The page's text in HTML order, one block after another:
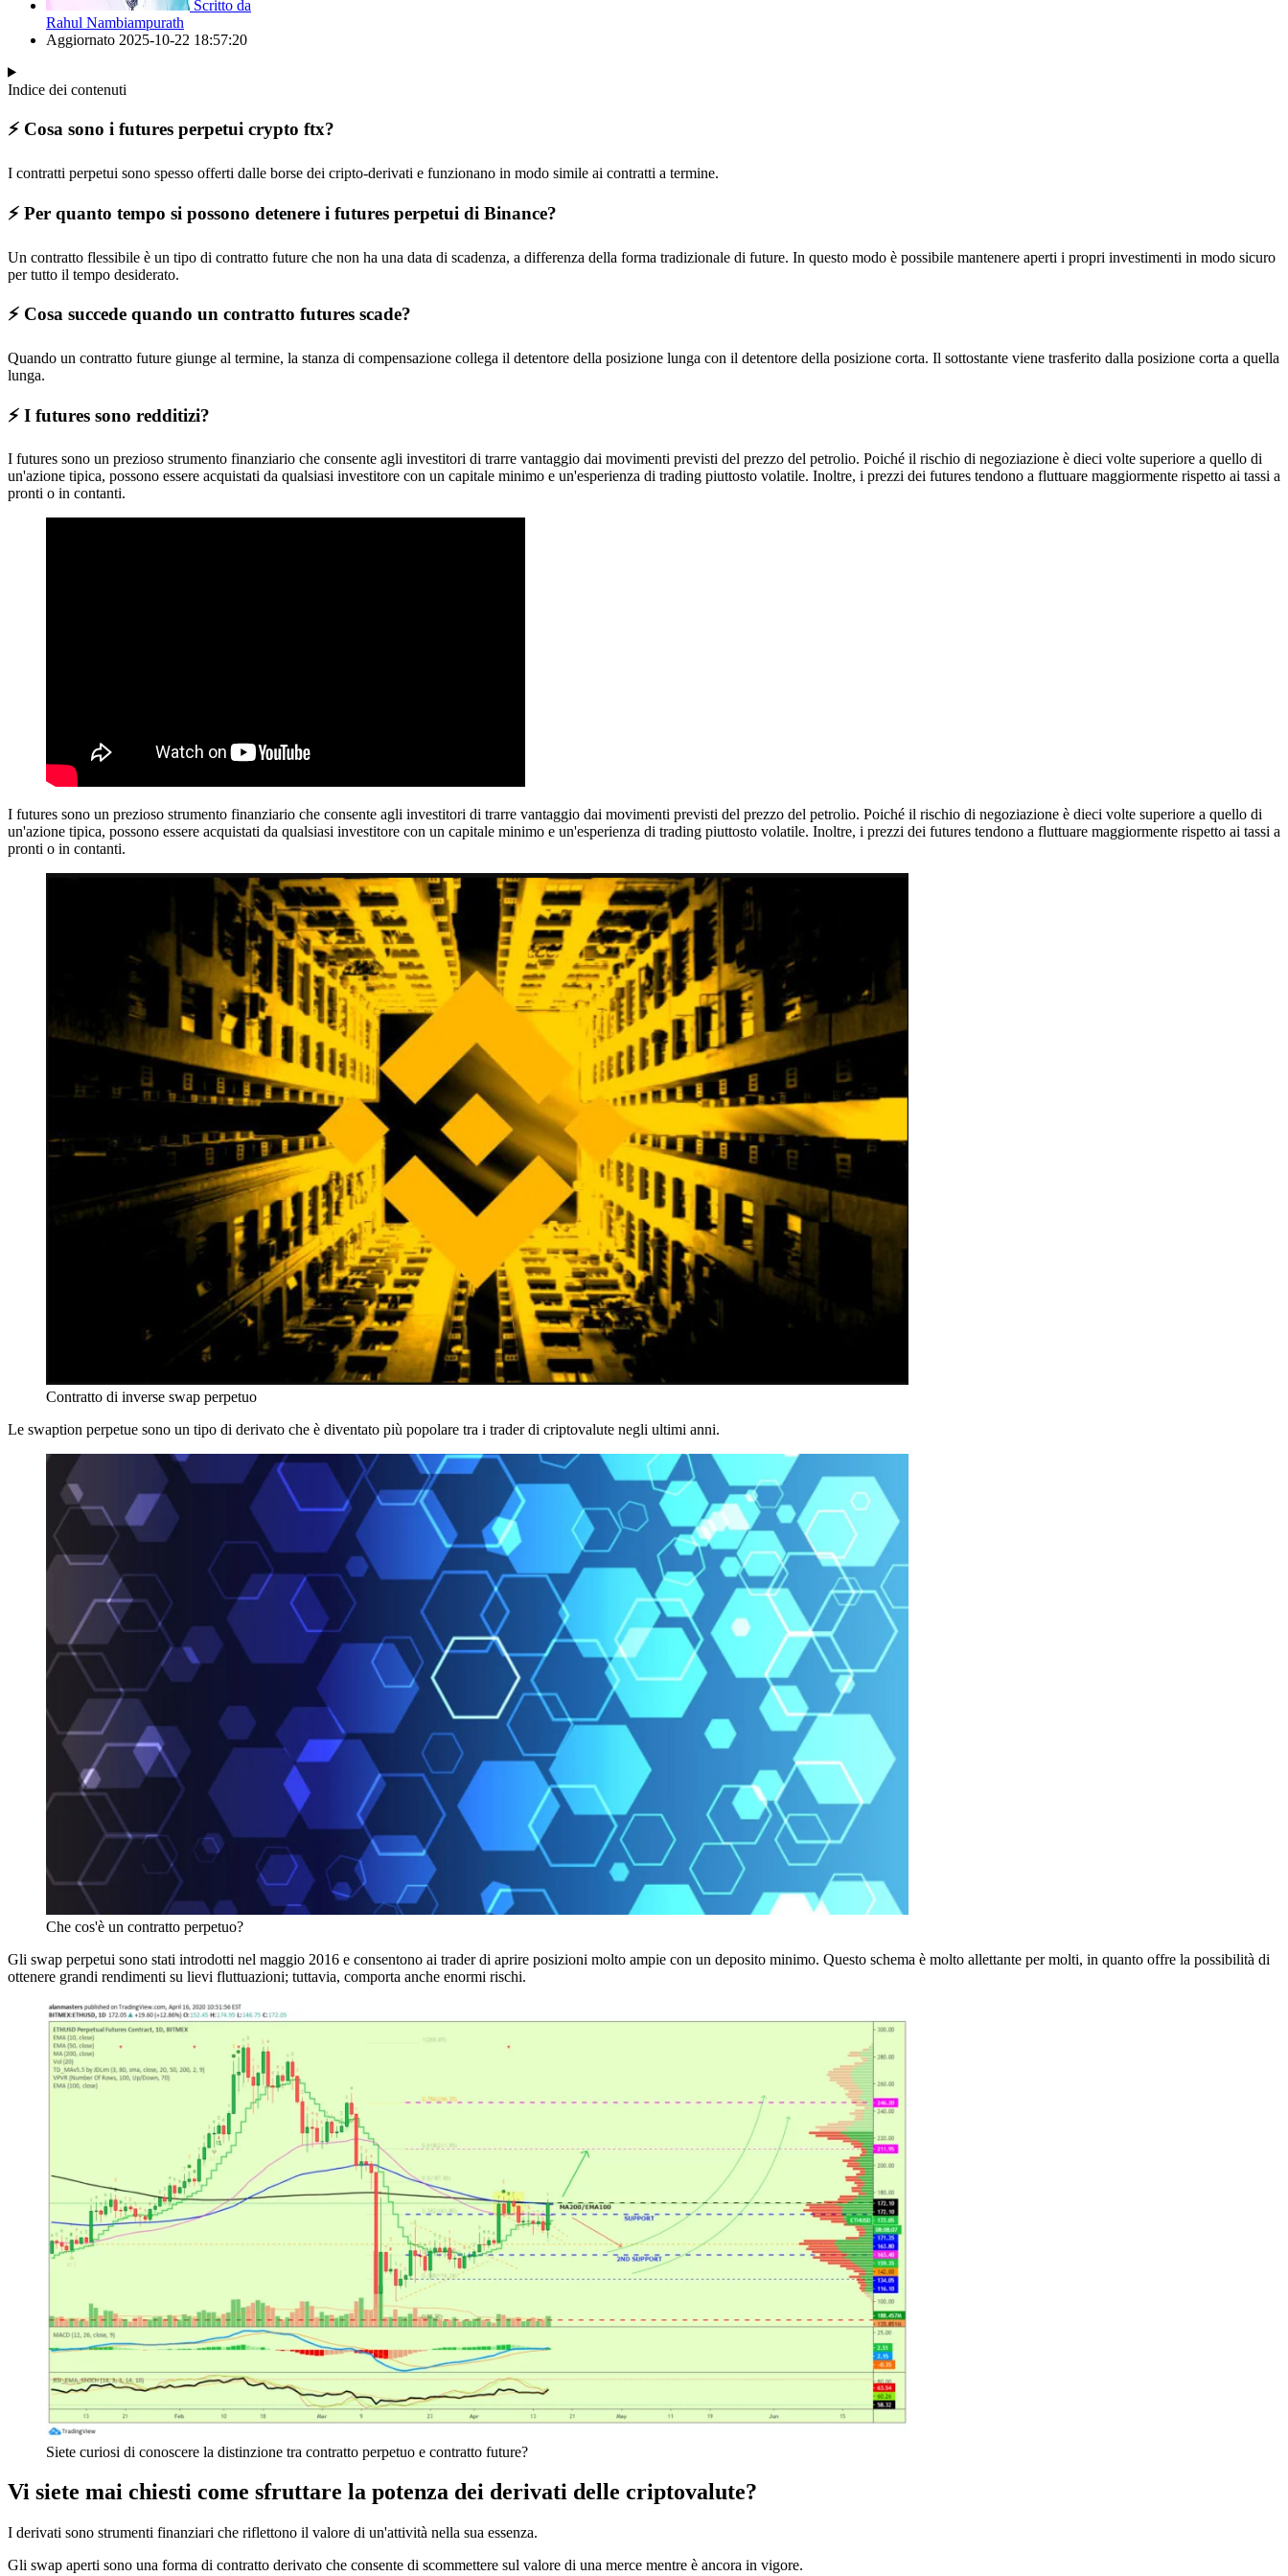
Scritto da
Rahul Nambiampurath
Aggiornato 2025-10-22 18:57:20
Indice dei contenuti
⚡️ Cosa sono i futures perpetui crypto ftx?
I contratti perpetui sono spesso offerti dalle borse dei cripto-derivati e funzionano in modo simile ai contratti a termine.
⚡️ Per quanto tempo si possono detenere i futures perpetui di Binance?
Un contratto flessibile è un tipo di contratto future che non ha una data di scadenza, a differenza della forma tradizionale di future. In questo modo è possibile mantenere aperti i propri investimenti in modo sicuro
per tutto il tempo desiderato.
⚡️ Cosa succede quando un contratto futures scade?
Quando un contratto future giunge al termine, la stanza di compensazione collega il detentore della posizione lunga con il detentore della posizione corta. Il sottostante viene trasferito dalla posizione corta a quella
lunga.
⚡️ I futures sono redditizi?
I futures sono un prezioso strumento finanziario che consente agli investitori di trarre vantaggio dai movimenti previsti del prezzo del petrolio. Poiché il rischio di negoziazione è dieci volte superiore a quello di
un'azione tipica, possono essere acquistati da qualsiasi investitore con un capitale minimo e un'esperienza di trading piuttosto volatile. Inoltre, i prezzi dei futures tendono a fluttuare maggiormente rispetto ai tassi a
pronti o in contanti.
I futures sono un prezioso strumento finanziario che consente agli investitori di trarre vantaggio dai movimenti previsti del prezzo del petrolio. Poiché il rischio di negoziazione è dieci volte superiore a quello di
un'azione tipica, possono essere acquistati da qualsiasi investitore con un capitale minimo e un'esperienza di trading piuttosto volatile. Inoltre, i prezzi dei futures tendono a fluttuare maggiormente rispetto ai tassi a
pronti o in contanti.
Contratto di inverse swap perpetuo
Le swaption perpetue sono un tipo di derivato che è diventato più popolare tra i trader di criptovalute negli ultimi anni.
Che cos'è un contratto perpetuo?
Gli swap perpetui sono stati introdotti nel maggio 2016 e consentono ai trader di aprire posizioni molto ampie con un deposito minimo. Questo schema è molto allettante per molti, in quanto offre la possibilità di
ottenere grandi rendimenti su lievi fluttuazioni; tuttavia, comporta anche enormi rischi.
Siete curiosi di conoscere la distinzione tra contratto perpetuo e contratto future?
Vi siete mai chiesti come sfruttare la potenza dei derivati delle criptovalute?
I derivati sono strumenti finanziari che riflettono il valore di un'attività nella sua essenza.
Gli swap aperti sono una forma di contratto derivato che consente di scommettere sul valore di una merce mentre è ancora in vigore.